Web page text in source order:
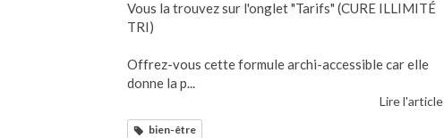
Vous la trouvez sur l'onglet "Tarifs" (CURE ILLIMITÉ
TRI)
Offrez-vous cette formule archi-accessible car elle
donne la p...
Lire l'article
bien-être